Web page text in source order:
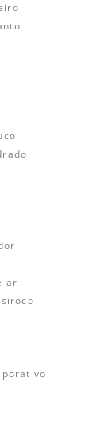
ar